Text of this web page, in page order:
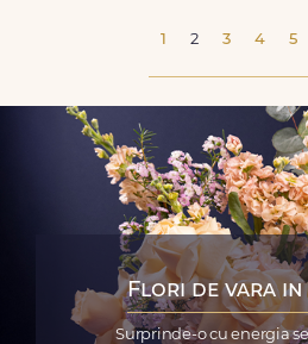
1 2 3 4 5
Flori de vara
Surprinde-o cu energia